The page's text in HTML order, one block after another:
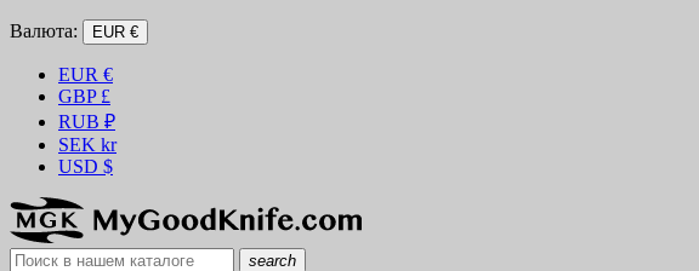
Валюта: EUR €
EUR €
GBP £
RUB ₽
SEK kr
USD $
search